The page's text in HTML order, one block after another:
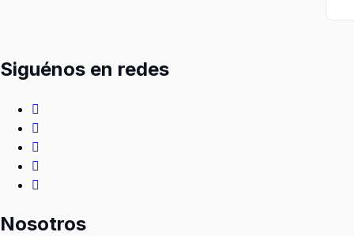
Siguénos en redes
Nosotros